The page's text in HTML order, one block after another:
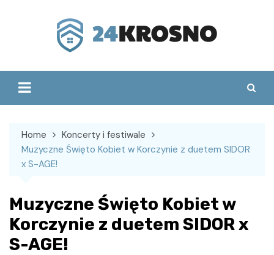
Home
Koncerty i festiwale
Muzyczne Święto Kobiet w Korczynie z duetem SIDOR
x S-AGE!
Muzyczne Święto Kobiet w
Korczynie z duetem SIDOR x
S-AGE!